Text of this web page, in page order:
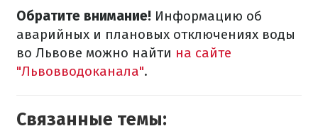
Обратите внимание! Информацию об
аварийных и плановых отключениях воды
во Львове можно найти на сайте
"Львовводоканала".
Связанные темы: